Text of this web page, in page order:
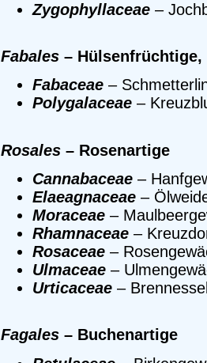
Zygophyllaceae –
Fabales –
Fabaceae –
Polygalaceae –
Rosales – Rosenartige
Cannabaceae –
Elaeagnaceae –
Moraceae –
Rhamnaceae –
Rosaceae –
Ulmaceae –
Urticaceae –
Fagales – Buchenartige